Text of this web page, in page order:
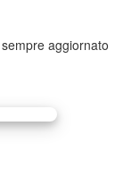
aggiornato